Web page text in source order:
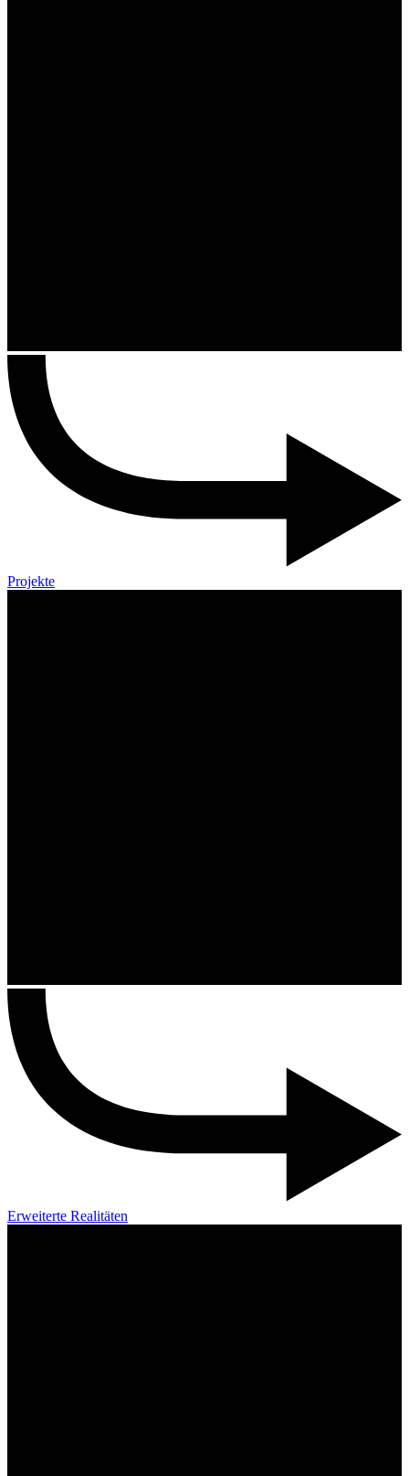
Projekte
Erweiterte Realitäten